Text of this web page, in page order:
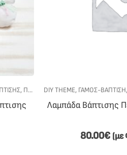
, ΠΕΤΑΛΟΥΔΟΜΆΝΙΑ , ΣΕΤ ΒΆΠΤΙΣΗΣ
DIY THEME, ΓΆΜΟΣ-ΒΆΠΤΙΣΗ,
Λαμπάδα Βάπτισης
80.00€ (με